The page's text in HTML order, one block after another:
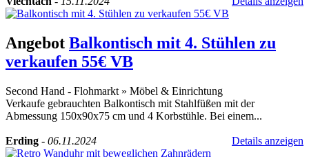
Angebot Balkontisch mit 4. Stühlen zu
verkaufen 55€ VB
Second Hand - Flohmarkt » Möbel & Einrichtung
Verkaufe gebrauchten Balkontisch mit Stahlfüßen mit der
Abmessung 150x90x75 cm und 4 Korbstühle. Bei einem...
Erding - 06.11.2024 Details anzeigen